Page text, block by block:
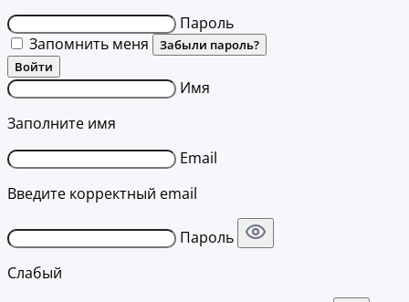
Пароль
Запомнить меня
Забыли пароль?
Войти
Имя
Заполните имя
Email
Введите корректный email
Пароль
Слабый